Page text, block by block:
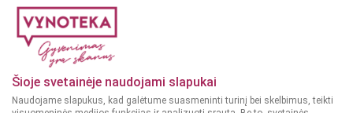
Šioje svetainėje naudojami slapukai
Naudojame slapukus, kad galėtume suasmeninti turinį bei skelbimus, teikti
Karjera
Dažniausiai užduodami klausimai
Dėmesio!
Alkoholinius gėrimus gali įsigyti tik asmenys,
kuriems yra ne mažiau kaip 20 metų.